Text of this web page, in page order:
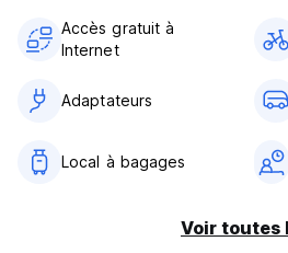
Général:
Réception 24h/24.
Accès gratuit à
Internet
Adaptateurs
Local à bagages
Voir toutes